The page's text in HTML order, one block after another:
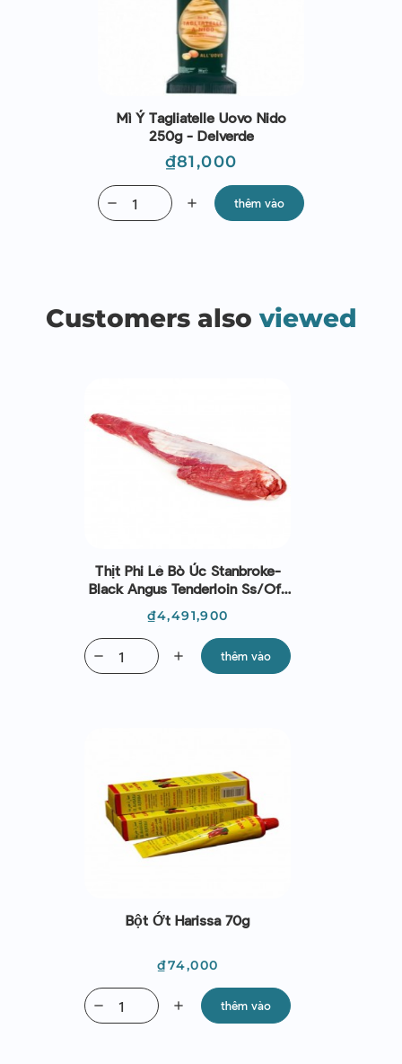
Mì Ý Tagliatelle Uovo Nido
250g - Delverde
Giá
₫81,000
add
remove thêm vào
Customers also viewed
Thịt Phi Lê Bò Úc Stanbroke-
Black Angus Tenderloin Ss/off
Giá
₫4,491,900
add
remove thêm vào
Bột Ớt Harissa 70g
Giá
₫74,000
add
remove thêm vào